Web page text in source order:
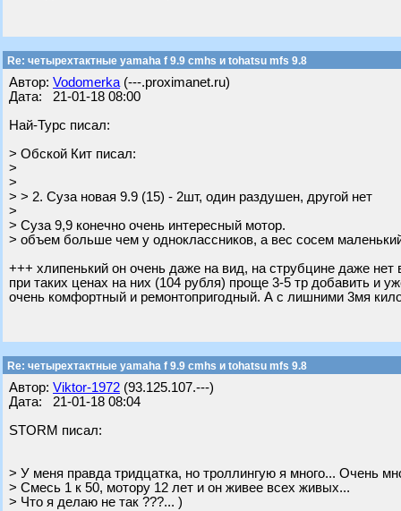
Re: четырехтактные yamaha f 9.9 cmhs и tohatsu mfs 9.8
Автор: Vodomerka (---.proximanet.ru)
Дата: 21-01-18 08:00
Най-Турс писал:
> Обской Кит писал:
>
>
> > 2. Суза новая 9.9 (15) - 2шт, один раздушен, другой нет
>
> Суза 9,9 конечно очень интересный мотор.
> объем больше чем у одноклассников, а вес сосем маленький
+++ хлипенький он очень даже на вид, на струбцине даже
при таких ценах на них (104 рубля) проще 3-5 тр добавить и
очень комфортный и ремонтопригодный. А с лишними 3мя
Re: четырехтактные yamaha f 9.9 cmhs и tohatsu mfs 9.8
Автор: Viktor-1972 (93.125.107.---)
Дата: 21-01-18 08:04
STORM писал:
> У меня правда тридцатка, но троллингую я много... Очень
> Смесь 1 к 50, мотору 12 лет и он живее всех живых...
> Что я делаю не так ???... )